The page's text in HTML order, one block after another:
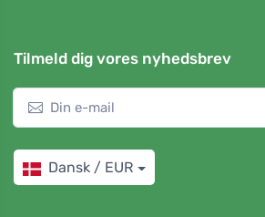
Tilmeld dig vores nyhedsbrev
Dansk / EUR